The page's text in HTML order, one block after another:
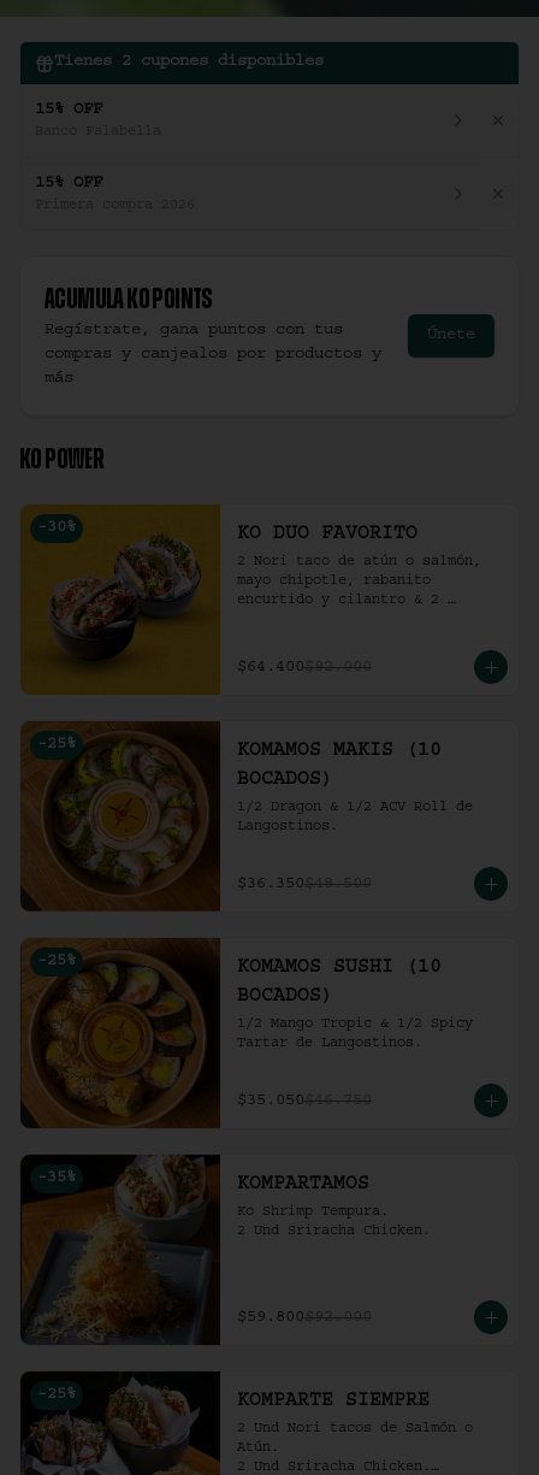
Tienes 2 cupones disponibles
15% OFF
15% OFF
Primera compra 2026
Acumula Ko Points
Regístrate, gana puntos con tus
compras y canjealos por productos y
más
Únete
KO POWER
-30 % KO DUO FAVORITO
2 Nori taco de atún o salmón,
mayo chipotle, rabanito
encurtido y cilantro & 2
picante en bao buns.
$64.400$92.000
-25 %
KOMAMOS MAKIS (10
BOCADOS)
1/2 Dragon & 1/2 ACV Roll de
Langostinos.
$36.350$48.500
-25 %
KOMAMOS SUSHI (10
BOCADOS)
1/2 Mango Tropic & 1/2 Spicy
Tartar de Langostinos.
$35.050$46.750
-35 % KOMPARTAMOS
Ko Shrimp Tempura.
2 Und Sriracha Chicken.
$59.800$92.000
-25 % KOMPARTE SIEMPRE
2 Und Nori tacos de Salmón o
Atún.
2 Und Sriracha Chicken.